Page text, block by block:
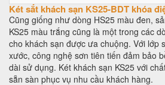
Két sắt khách sạn KS25-BDT khóa
Cũng giống như dòng HS25 màu đen,
KS25 màu trắng cũng là một trong các
cho khách sạn được ưa chuộng. Với lớp
xước, công nghệ sơn tiên tiến đảm bảo
dài sử dụng. Két khách sạn KS25 với
sẵn sàn phục vụ nhu cầu khách hàng.